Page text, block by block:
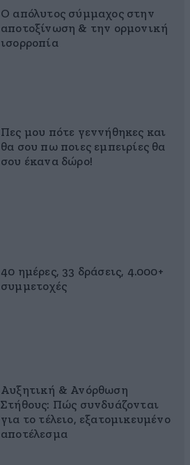
Ο απόλυτος σύμμαχος στην
αποτοξίνωση & την ορμονική
ισορροπία
Πες μου πότε γεννήθηκες και
θα σου πω ποιες εμπειρίες θα
σου έκανα δώρο!
40 ημέρες, 33 δράσεις, 4.000+
συμμετοχές
Αυξητική & Ανόρθωση
Στήθους: Πώς συνδυάζονται
για το τέλειο, εξατομικευμένο
αποτέλεσμα